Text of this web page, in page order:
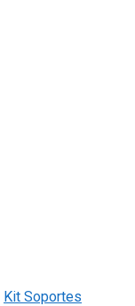
Kit Soportes